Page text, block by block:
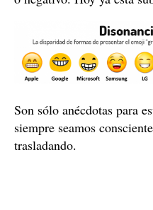
Son sólo anécdotas para
siempre seamos
trasladando.